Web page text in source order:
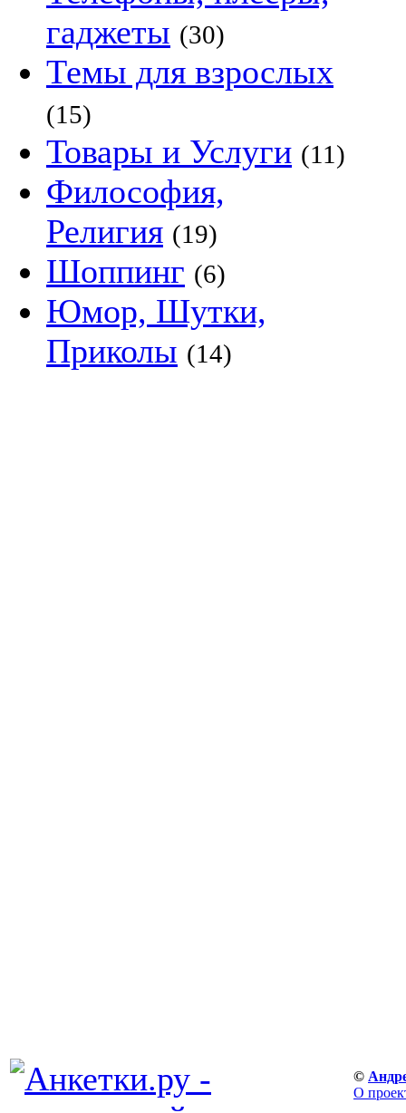
гаджеты (30)
Темы для взрослых
(15)
Товары и Услуги (11)
Философия,
Религия (19)
Шоппинг (6)
Юмор, Шутки,
Приколы (14)
©
О